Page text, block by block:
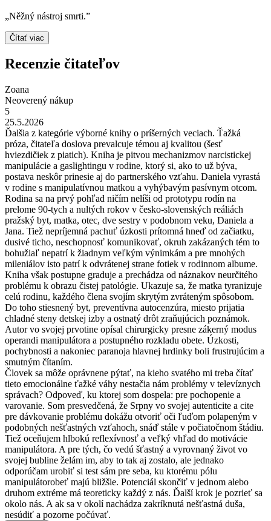
„Něžný nástroj smrti.”
Čítať viac
Recenzie čitateľov
Zoana
Neoverený nákup
5
25.5.2026
Ďalšia z kategórie výborné knihy o príšerných veciach. Ťažká
próza, čitateľa doslova prevalcuje témou aj kvalitou (šesť
hviezdičiek z piatich). Kniha je pitvou mechanizmov narcistickej
manipulácie a gaslightingu v rodine, ktorý si, ako to už býva,
postava neskôr prinesie aj do partnerského vzťahu. Daniela vyrastá
v rodine s manipulatívnou matkou a vyhýbavým pasívnym otcom.
Rodina sa na prvý pohľad ničím nelíši od prototypu rodín na
prelome 90-tych a nultých rokov v česko-slovenských reáliách
pražský byt, matka, otec, dve sestry v podobnom veku, Daniela a
Jana. Tiež nepríjemná pachuť úzkosti prítomná hneď od začiatku,
dusivé ticho, neschopnosť komunikovať, okruh zakázaných tém to
bohužiaľ nepatrí k žiadnym veľkým výnimkám a pre mnohých
mileniálov isto patrí k odvrátenej strane fotiek v rodinnom albume.
Kniha však postupne graduje a prechádza od náznakov neurčitého
problému k obrazu čistej patológie. Ukazuje sa, že matka tyranizuje
celú rodinu, každého člena svojím skrytým zvráteným spôsobom.
Do toho stiesnený byt, preventívna autocenzúra, miesto prijatia
chladné steny detskej izby a ostnatý drôt zraňujúcich poznámok.
Autor vo svojej prvotine opísal chirurgicky presne zákerný modus
operandi manipulátora a postupného rozkladu obete. Úzkosti,
pochybnosti a nakoniec paranoja hlavnej hrdinky boli frustrujúcim a
smutným čítaním.
Človek sa môže oprávnene pýtať, na kieho svatého mi treba čítať
tieto emocionálne ťažké váhy nestačia nám problémy v televíznych
správach? Odpoveď, ku ktorej som dospela: pre pochopenie a
varovanie. Som presvedčená, že Srpny vo svojej autenticite a cite
pre dávkovanie problému dokážu otvoriť oči ľuďom polapeným v
podobných nešťastných vzťahoch, snáď stále v počiatočnom štádiu.
Tiež oceňujem hlbokú reflexívnosť a veľký vhľad do motivácie
manipulátora. A pre tých, čo vedú šťastný a vyrovnaný život vo
svojej bubline želám im, aby to tak aj zostalo, ale jednako
odporúčam urobiť si test sám pre seba, ku ktorému pólu
manipulátorobeť majú bližšie. Potenciál skončiť v jednom alebo
druhom extréme má teoreticky každý z nás. Ďalší krok je pozrieť sa
okolo nás. A ak sa v okolí nachádza zakríknutá nešťastná duša,
nesúdiť a pozorne počúvať.